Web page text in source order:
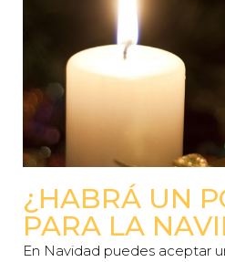
¿HABRÁ UN
PARA LA
En Navidad puedes aceptar